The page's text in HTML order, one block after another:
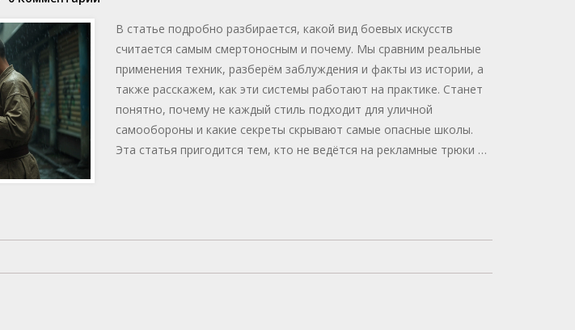
В статье подробно разбирается, какой вид боевых искусств
считается самым смертоносным и почему. Мы сравним реальные
применения техник, разберём заблуждения и факты из истории, а
также расскажем, как эти системы работают на практике. Станет
понятно, почему не каждый стиль подходит для уличной
самообороны и какие секреты скрывают самые опасные школы.
Эта статья пригодится тем, кто не ведётся на рекламные трюки и